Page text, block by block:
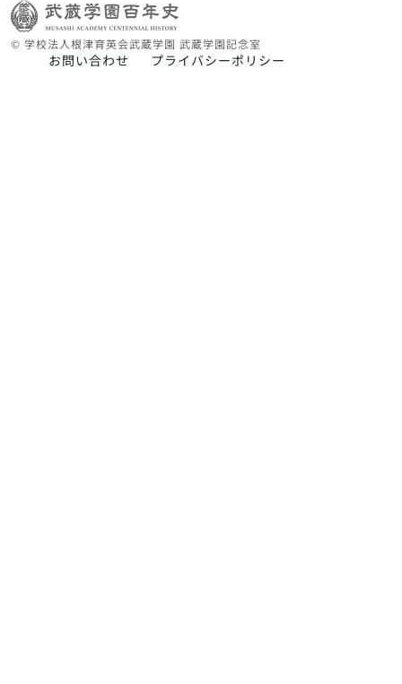
© 学校法人根津育英会武蔵学園 武蔵学園記念室
お問い合わせ プライバシーポリシー